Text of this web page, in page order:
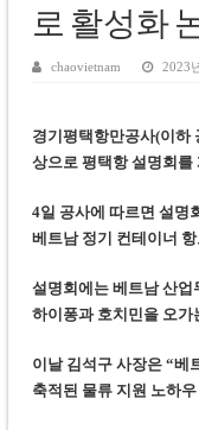
호찌민시,
우크라이
미 국방부,
로 활성화
chaovietnam 2023
경기평택항만공사(이하
상으로 평택항 설명회를
4일 공사에 따르면 설명
베트남 정기 컨테이너
설명회에는 베트남 산업
하이퐁과 호치민을 오가
이날 김석구 사장은 “베
축적된 물류 지원 노하